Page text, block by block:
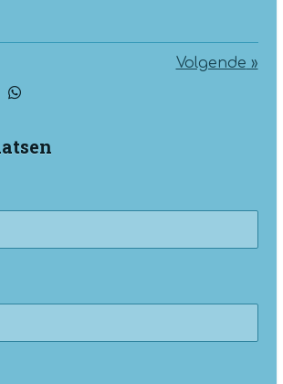
Volgende »
D
e
n